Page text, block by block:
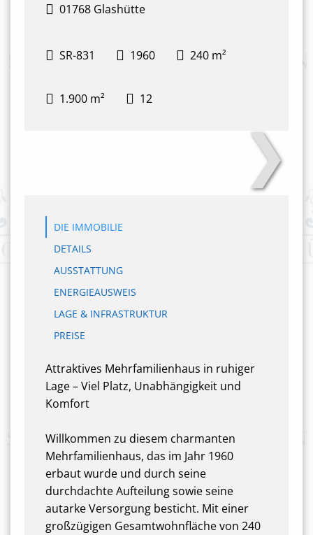
01768 Glashütte
SR-831 1960 240 m²
1.900 m² 12
❯
DIE IMMOBILIE
DETAILS
AUSSTATTUNG
ENERGIEAUSWEIS
LAGE & INFRASTRUKTUR
PREISE
Attraktives Mehrfamilienhaus in ruhiger
Lage – Viel Platz, Unabhängigkeit und
Komfort
Willkommen zu diesem charmanten
Mehrfamilienhaus, das im Jahr 1960
erbaut wurde und durch seine
durchdachte Aufteilung sowie seine
autarke Versorgung besticht. Mit einer
großzügigen Gesamtwohnfläche von 240